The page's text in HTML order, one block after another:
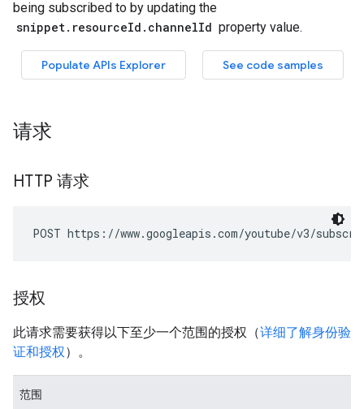
请求
HTTP 请求
POST https://www.googleapis.com/youtube/v3/
授权
此请求需要获得以下至少一个范围的授权（详细了解身份验
证和授权）。
范围